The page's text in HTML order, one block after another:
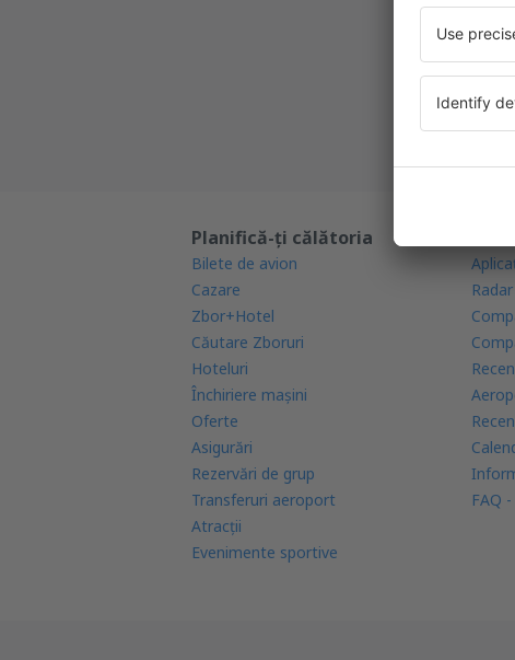
Cea mai
Noi oferte
Toate
Planifică-ți călătoria
Bilete de avion
Cazare
Zbor+Hotel
Căutare Zboruri
Hoteluri
Închiriere mașini
Oferte
Asigurări
Rezervări de grup
Transferuri aeroport
Atracţii
Evenimente sportive
FAQ